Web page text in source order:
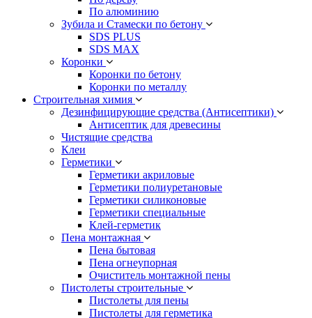
По алюминию
Зубила и Стамески по бетону
SDS PLUS
SDS MAX
Коронки
Коронки по бетону
Коронки по металлу
Строительная химия
Дезинфицирующие средства (Антисептики)
Антисептик для древесины
Чистящие средства
Клеи
Герметики
Герметики акриловые
Герметики полиуретановые
Герметики силиконовые
Герметики специальные
Клей-герметик
Пена монтажная
Пена бытовая
Пена огнеупорная
Очиститель монтажной пены
Пистолеты строительные
Пистолеты для пены
Пистолеты для герметика